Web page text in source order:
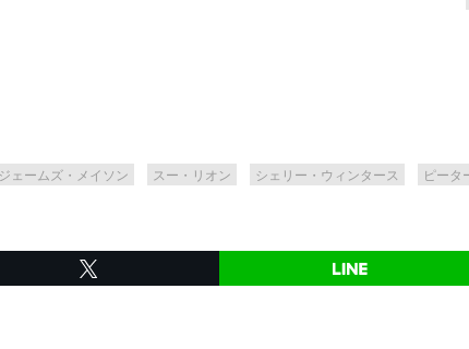
ジェームズ・メイソン スー・リオン シェリー・ウィンタース ピータ